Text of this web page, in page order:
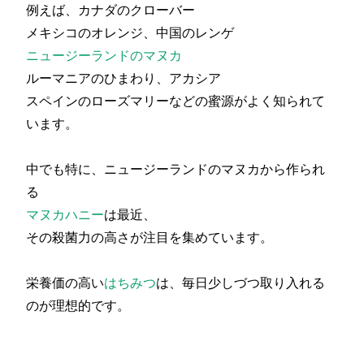
例えば、カナダのクローバー
メキシコのオレンジ、中国のレンゲ
ニュージーランドのマヌカ
ルーマニアのひまわり、アカシア
スペインのローズマリーなどの蜜源がよく知られて
います。
中でも特に、ニュージーランドのマヌカから作られ
る
マヌカハニーは最近、
その殺菌力の高さが注目を集めています。
栄養価の高いはちみつは、毎日少しづつ取り入れる
のが理想的です。